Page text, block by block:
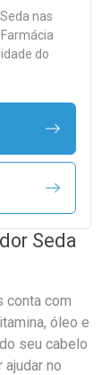
Seda nas
do
Seda
conta com
óleo e
seu cabelo
no